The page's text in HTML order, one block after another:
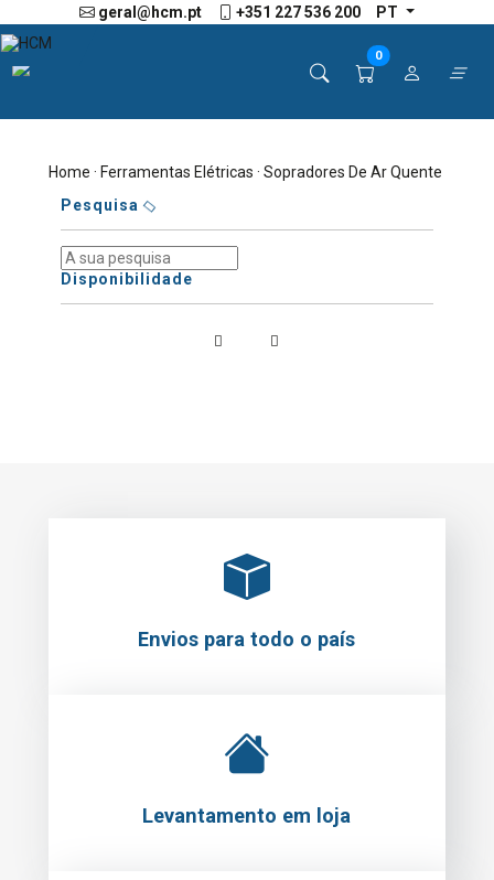
geral@hcm.pt +351 227 536 200 PT
0
Home ·Ferramentas Elétricas · Sopradores De Ar Quente
Pesquisa
Disponibilidade
Envios para todo o país
Levantamento em loja